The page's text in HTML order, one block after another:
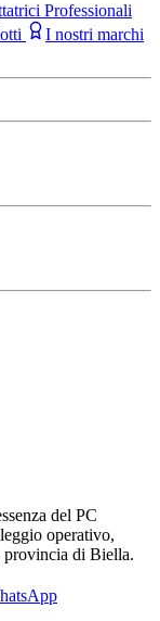
Professionali
I nostri marchi
del PC
operativo,
provincia di Biella.